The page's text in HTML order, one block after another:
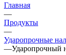
Главная
—
Продукты
—
Ударопрочные
—Ударопрочный